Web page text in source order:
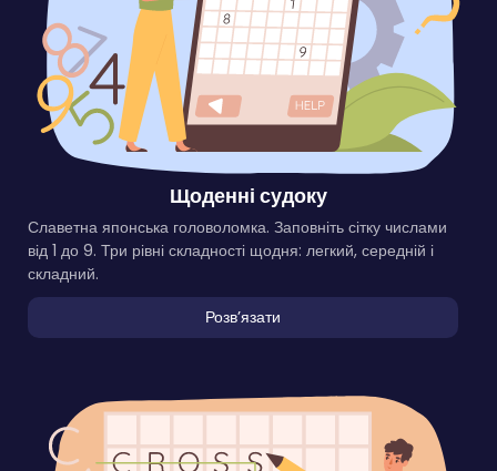
Щоденні судоку
Славетна японська головоломка. Заповніть сітку числами
від 1 до 9. Три рівні складності щодня: легкий, середній і
складний.
Розвʼязати